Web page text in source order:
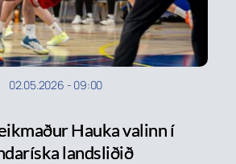
02.05.2026 - 09:00
Hauka valinn í
landsliðið